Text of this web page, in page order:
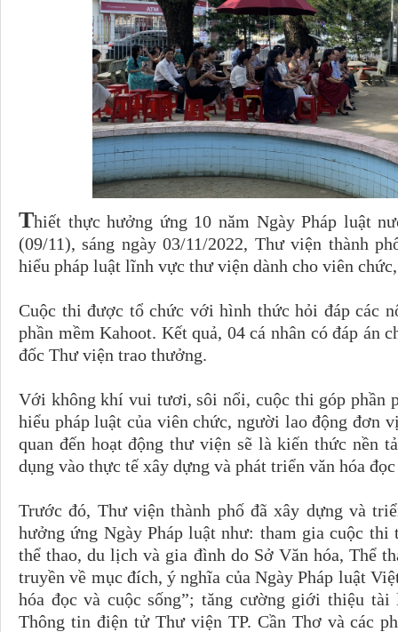
Thiết thực hưởng ứng 10 năm Ngày Pháp luật
(09/11), sáng ngày 03/11/2022, Thư viện thành
hiểu pháp luật lĩnh vực thư viện dành cho viên
Cuộc thi được tổ chức với hình thức hỏi đáp các
phần mềm Kahoot. Kết quả, 04 cá nhân có đáp án
đốc Thư viện trao thưởng.
Với không khí vui tươi, sôi nổi, cuộc thi góp phần
hiểu pháp luật của viên chức, người lao động đơn
quan đến hoạt động thư viện sẽ là kiến thức nền
dụng vào thực tế xây dựng và phát triển văn hóa
Trước đó, Thư viện thành phố đã xây dựng và
hưởng ứng Ngày Pháp luật như: tham gia cuộc thi
thể thao, du lịch và gia đình do Sở Văn hóa, Thể
truyền về mục đích, ý nghĩa của Ngày Pháp luật
hóa đọc và cuộc sống”; tăng cường giới thiệu
Thông tin điện tử Thư viện TP. Cần Thơ và các